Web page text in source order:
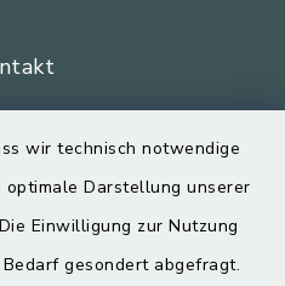
wir technisch notwendige
optimale Darstellung unserer
Einwilligung zur Nutzung
gesondert abgefragt.